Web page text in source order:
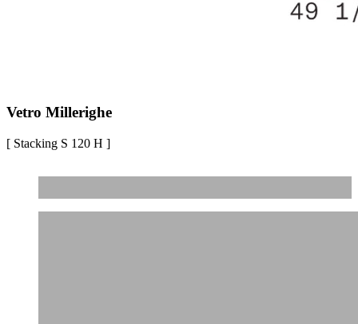
Vetro Millerighe
[ Stacking S 120 H ]